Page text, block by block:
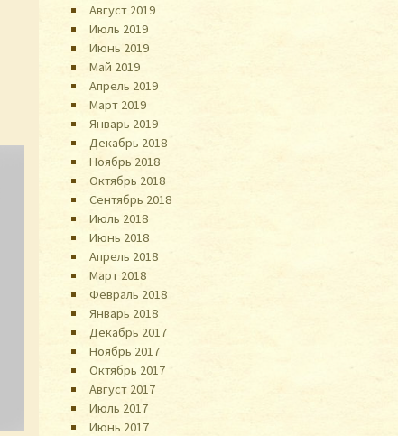
Август 2019
Июль 2019
Июнь 2019
Май 2019
Апрель 2019
Март 2019
Январь 2019
Декабрь 2018
Ноябрь 2018
Октябрь 2018
Сентябрь 2018
Июль 2018
Июнь 2018
Апрель 2018
Март 2018
Февраль 2018
Январь 2018
Декабрь 2017
Ноябрь 2017
Октябрь 2017
Август 2017
Июль 2017
Июнь 2017